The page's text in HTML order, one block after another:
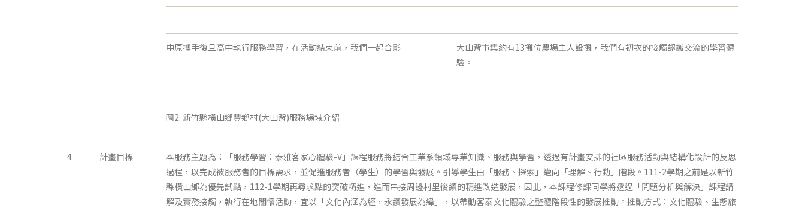
中原攜手復旦高中執行服務學習，在活動結束前，我們一起合影
大山背市集約有13攤位農場主人設攤，我們有初次的接觸認識交流的學習體
驗。
圖2. 新竹縣橫山鄉豐鄉村(大山背)服務場域介紹
4 計畫目標
本服務主題為：「服務學習：泰雅客家心體驗-V」課程服務將結合工業系領域專業知識、服務與學習，透過有計畫安排的社區服務活動與結構化設計的反思
過程，以完成被服務者的目標需求，並促進服務者（學生）的學習與發展。引導學生由「服務、探索」邁向「理解、行動」階段。111-2學期之前是以新竹
縣橫山鄉為優先試點，112-1學期再尋求點的突破精進，進而串接周邊村里後續的精進改造發展，因此，本課程修課同學將透過「問題分析與解決」課程講
解及實務接觸，執行在地關懷活動，宜以「文化內涵為經，永續發展為緯」，以帶動客泰文化體驗之整體階段性的發展推動。推動方式：文化體驗、生態旅